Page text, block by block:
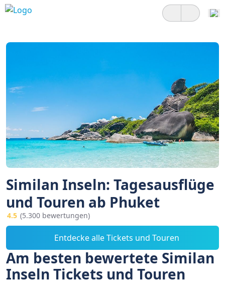
Similan Inseln: Tagesausflüge
und Touren ab Phuket
4.5 (5.300 bewertungen)
Entdecke alle Tickets und Touren
Am besten bewertete Similan
Inseln Tickets und Touren